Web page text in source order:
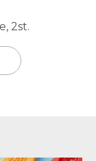
2st.